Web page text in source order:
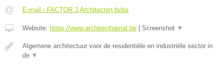
E-mail › FACTOR 3 Architecten bvba
Website: https://www.architecthamal.be Screenshot ▼
Algemene architectuur voor de residentiële en industriële sector in
de ▼